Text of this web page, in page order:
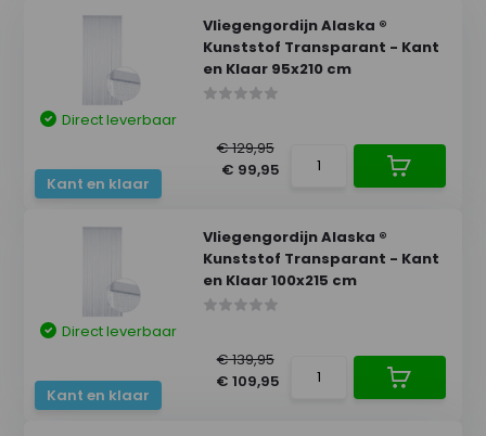
Kant en klaar
Vliegengordijn Alaska ®
Kunststof Transparant - Kant
en Klaar 95x210 cm
Direct leverbaar
€ 129,95
€ 99,95
Kant en klaar
Vliegengordijn Alaska ®
Kunststof Transparant - Kant
en Klaar 100x215 cm
Direct leverbaar
€ 139,95
€ 109,95